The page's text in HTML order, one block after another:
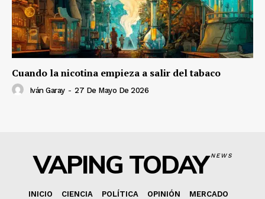
Cuando la nicotina empieza a salir del tabaco
Iván Garay - 27 De Mayo De 2026
VAPING TODAYNEWS
INICIO CIENCIA POLÍTICA OPINIÓN
MERCADO